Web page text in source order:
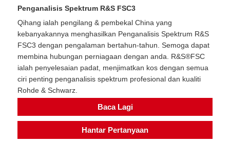
Penganalisis Spektrum R&S FSC3
Qihang ialah pengilang & pembekal China yang
kebanyakannya menghasilkan Penganalisis Spektrum R&S
FSC3 dengan pengalaman bertahun-tahun. Semoga dapat
membina hubungan perniagaan dengan anda. R&S®FSC
ialah penyelesaian padat, menjimatkan kos dengan semua
ciri penting penganalisis spektrum profesional dan kualiti
Rohde & Schwarz.
Baca Lagi
Hantar Pertanyaan